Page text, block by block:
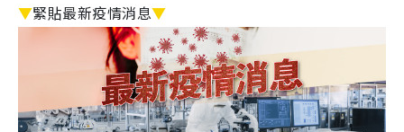
▼緊貼最新疫情消息▼